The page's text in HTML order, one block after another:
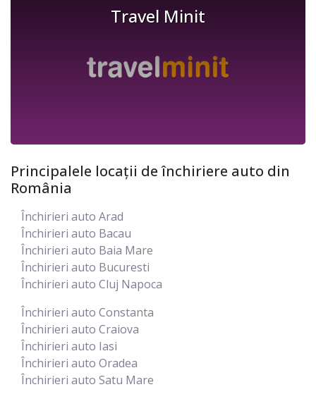
Travel Minit
Principalele locații de închiriere auto din
România
Închirieri auto Arad
Închirieri auto Bacau
Închirieri auto Baia Mare
Închirieri auto Bucuresti
Închirieri auto Cluj Napoca
Închirieri auto Constanta
Închirieri auto Craiova
Închirieri auto Iasi
Închirieri auto Oradea
Închirieri auto Satu Mare